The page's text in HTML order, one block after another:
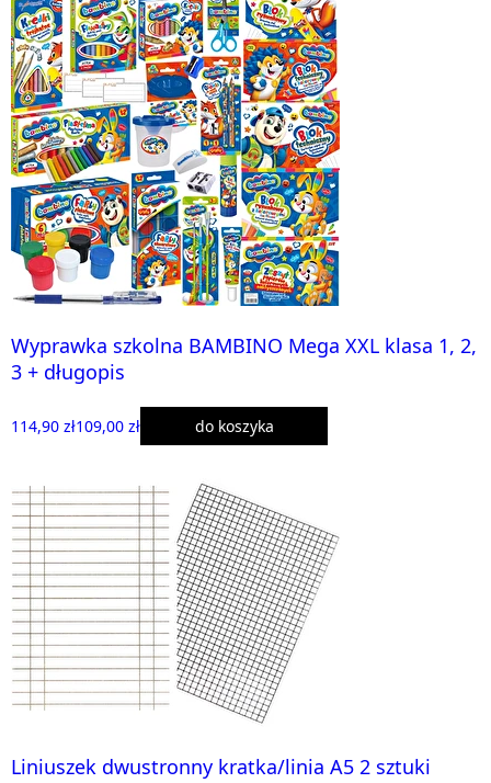
Wyprawka szkolna BAMBINO Mega XXL klasa 1, 2,
3 + długopis
114,90 zł109,00 zł do koszyka
Liniuszek dwustronny kratka/linia A5 2 sztuki